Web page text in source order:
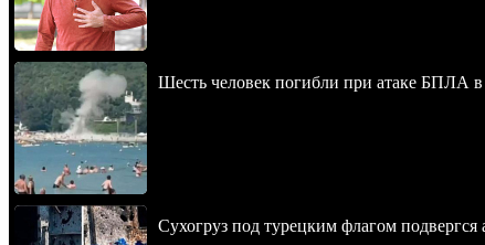
Шесть человек погибли при атаке БПЛА
Сухогруз под турецким флагом